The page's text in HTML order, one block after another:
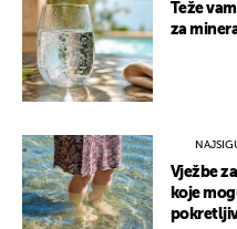
Teže
za
Vježbe
koje